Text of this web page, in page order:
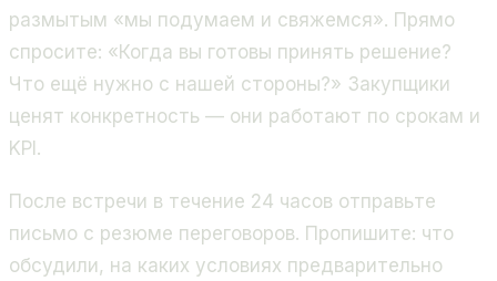
размытым «мы подумаем и свяжемся». Прямо
спросите: «Когда вы готовы принять решение?
Что ещё нужно с нашей стороны?» Закупщики
ценят конкретность — они работают по срокам и
KPI.
После встречи в течение 24 часов отправьте
письмо с резюме переговоров. Пропишите: что
обсудили, на каких условиях предварительно